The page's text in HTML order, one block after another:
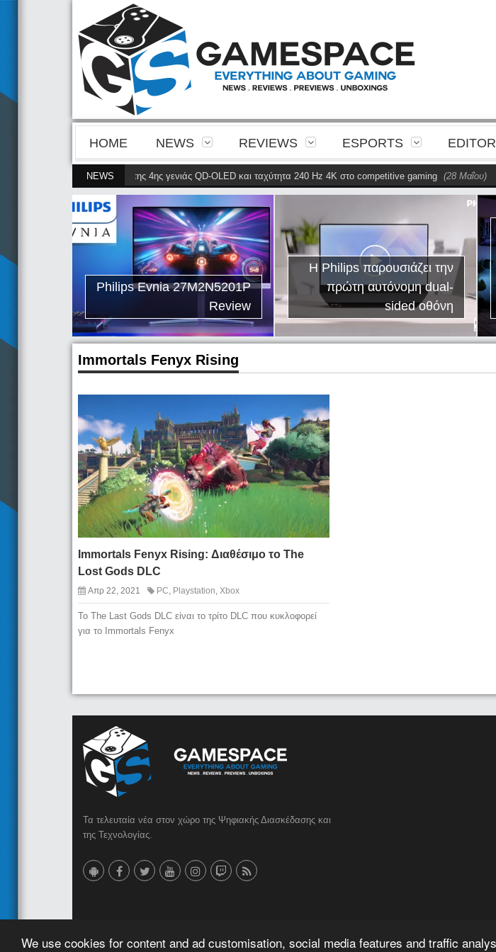
We use cookies for content and ad customisation, social media features and traffic
HOME NEWS REVIEWS ESPORTS
NEWS
φέρνει την ευκρίνεια της 4ης γενιάς QD-OLED και ταχύτητα 240 Hz 4K στο competitive gaming (28 Μαΐου)
Philips Evnia 27M2N5201P
Review
Η Philips παρουσιάζει την
πρώτη αυτόνομη dual-
sided οθόνη
Immortals Fenyx Rising
Immortals Fenyx Rising: Διαθέσιμο το The
Lost Gods DLC
Απρ 22, 2021 PC Playstation Xbox
To The Last Gods DLC είναι το τρίτο DLC που κυκλοφορεί
για το Immortals Fenyx
Τα τελευταία νέα στον χώρο της Ψηφιακής Διασκέδασης και
της Τεχνολογίας.